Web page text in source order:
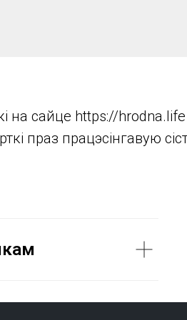
на сайце https://
праз працэсінгавую